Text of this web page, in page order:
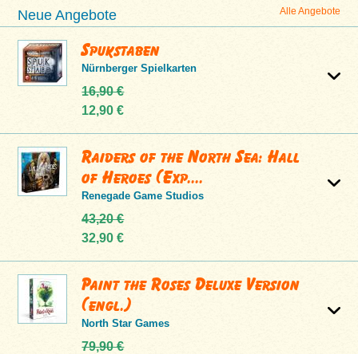
Alle Angebote
Neue Angebote
Spukstaben
Nürnberger Spielkarten
16,90 €
12,90 €
Raiders of the North Sea: Hall
of Heroes (Exp....
Renegade Game Studios
43,20 €
32,90 €
Paint the Roses Deluxe Version
(engl.)
North Star Games
79,90 €